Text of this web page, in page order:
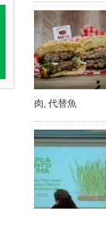
肉 代替魚